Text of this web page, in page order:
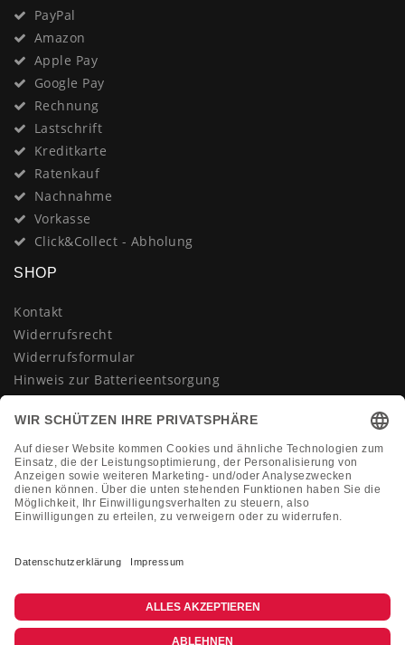
PayPal
Amazon
Apple Pay
Google Pay
Rechnung
Lastschrift
Kreditkarte
Ratenkauf
Nachnahme
Vorkasse
Click&Collect - Abholung
SHOP
Kontakt
Widerrufsrecht
Widerrufsformular
Hinweis zur Batterieentsorgung
AGB
Impressum
Vertrag widerrufen
KONTAKT
Montag-Freitag 10:00-18:00 Uhr
shop@dienadel.de
Kieler Str. 18 - 41540 Dormagen